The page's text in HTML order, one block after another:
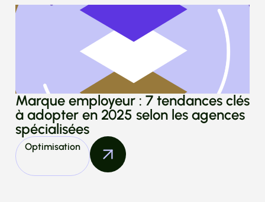
Marque employeur : 7 tendances clés
à adopter en 2025 selon les agences
spécialisées
Optimisation